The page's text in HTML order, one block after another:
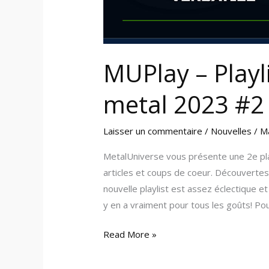
MUPlay –
metal 2023 #2
Laisser un commentaire / Nouvelles /
MetalUniverse vous présente une 2e
articles et coups de coeur.
nouvelle playlist est assez éclectique
y en a vraiment pour tous les goûts!
Read More »